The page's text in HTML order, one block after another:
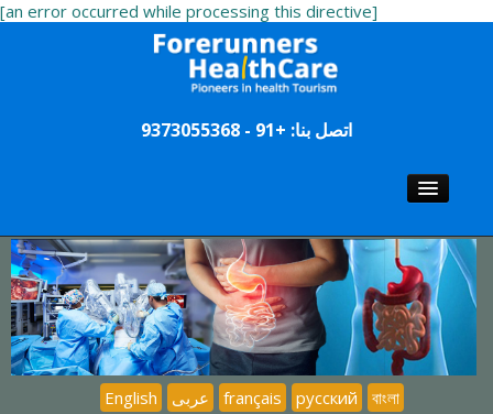
[an error occurred while processing this directive]
اتصل بنا: +91 - 9373055368
الصفحة الرئيسية
الجراحين
المستشفيات
السياحة English عربى français русский বাংলা